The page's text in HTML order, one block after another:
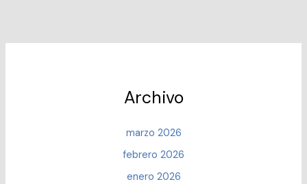
Archivo
marzo 2026
febrero 2026
enero 2026